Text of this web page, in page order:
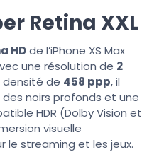
Retina XXL
HDde l’iPhone XS Max
une résolution de 2
de 458 ppp, il
noirs profonds et une
HDR (Dolby Vision et
visuelle
le streaming et les jeux.